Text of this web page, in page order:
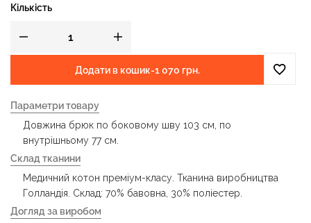
Кількість
Додати в кошик-1 070 грн.
Параметри товару
Довжина брюк по боковому шву 103 см, по
внутрішньому 77 см.
Склад тканини
Медичний котон преміум-класу. Тканина виробництва
Голландія. Склад: 70% бавовна, 30% поліестер.
Догляд за виробом